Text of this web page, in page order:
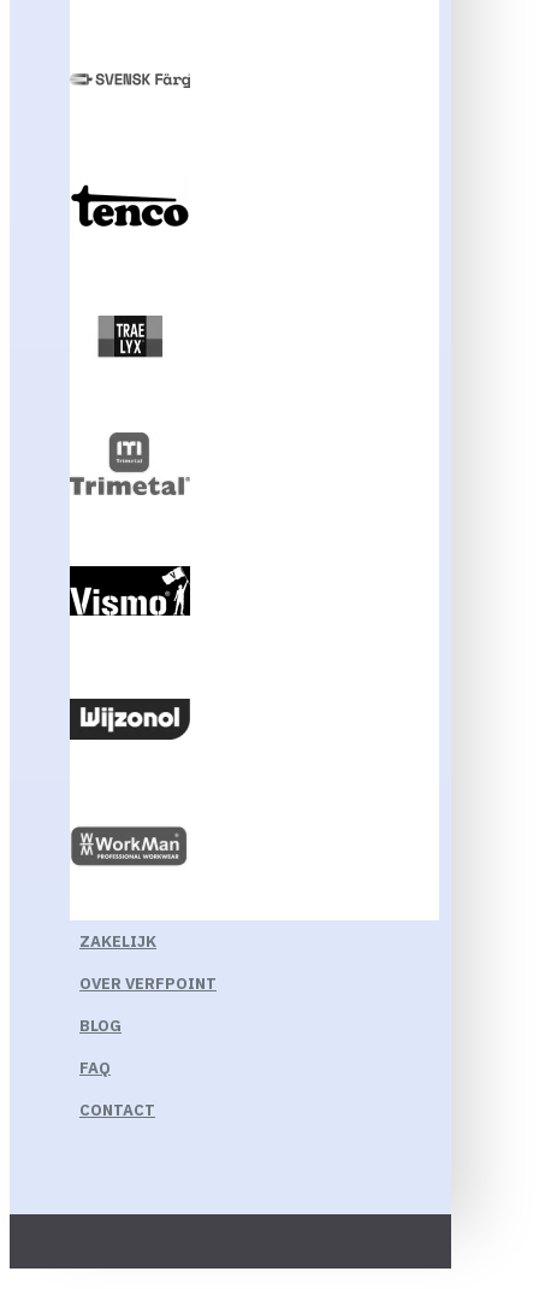
ZAKELIJK
OVER VERFPOINT
BLOG
FAQ
CONTACT